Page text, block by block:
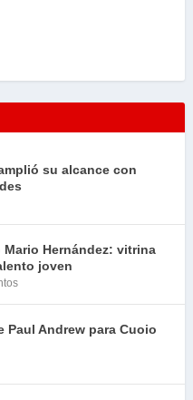
su alcance con
Hernández: vitrina
joven
Paul Andrew para Cuoio